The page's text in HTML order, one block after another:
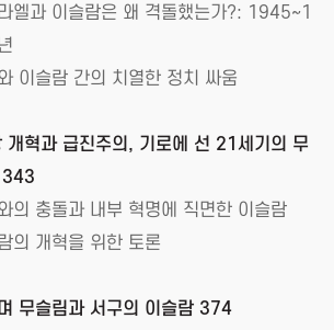
엘과 이슬람은 왜 격돌했는가?: 1945~1
이슬람 간의 치열한 정치 싸움
개혁과 급진주의, 기로에 선 21세기의 무
343
의 충돌과 내부 혁명에 직면한 이슬람
의 개혁을 위한 토론
무슬림과 서구의 이슬람 374